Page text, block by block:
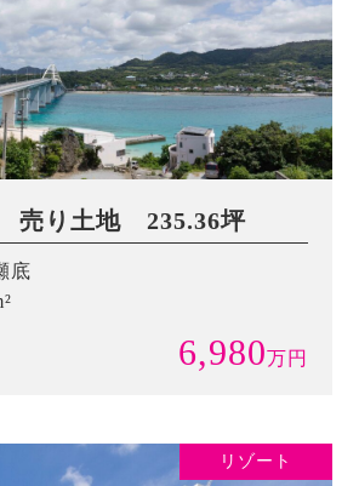
売り土地 235.36坪
底
6,980万円
リゾート